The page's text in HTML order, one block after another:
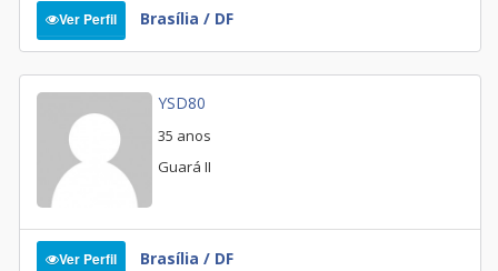
Ver Perfil Brasília / DF
YSD80
35 anos
Guará II
Ver Perfil Brasília / DF